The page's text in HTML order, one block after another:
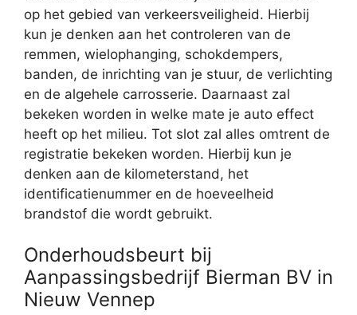
op het gebied van verkeersveiligheid. Hierbij
kun je denken aan het controleren van de
remmen, wielophanging, schokdempers,
banden, de inrichting van je stuur, de verlichting
en de algehele carrosserie. Daarnaast zal
bekeken worden in welke mate je auto effect
heeft op het milieu. Tot slot zal alles omtrent de
registratie bekeken worden. Hierbij kun je
denken aan de kilometerstand, het
identificatienummer en de hoeveelheid
brandstof die wordt gebruikt.
Onderhoudsbeurt bij
Aanpassingsbedrijf Bierman BV in
Nieuw Vennep